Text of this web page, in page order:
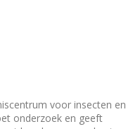
voor insecten en
onderzoek en geeft